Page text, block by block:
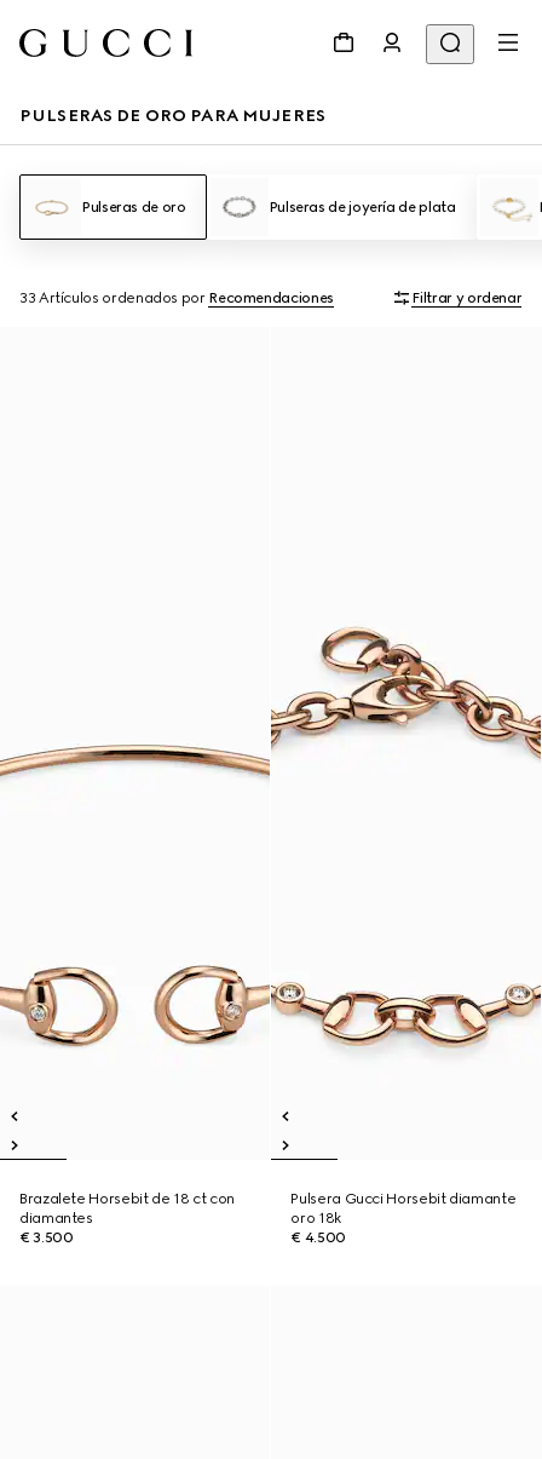
PULSERAS DE ORO PARA MUJERES
Pulseras de oro Pulseras de joyería de plata
33 Artículos ordenados por Recomendaciones Filtrar y ordenar
Brazalete Horsebit de 18 ct con
diamantes
€ 3.500
Pulsera Gucci Horsebit diamante
oro 18k
€ 4.500